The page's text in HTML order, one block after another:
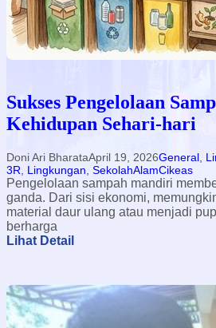
Sukses Pengelolaan
Kehidupan Sehari-hari
Doni Ari BharataApril 19, 2026General
3R
Lingkungan SekolahAlamCikeas
Pengelolaan sampah mandiri
ganda. Dari sisi ekonomi,
material daur ulang atau menjadi
berharga
Lihat Detail:
k
s
e